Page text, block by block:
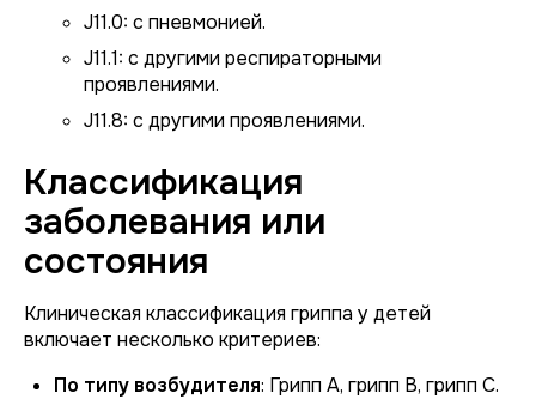
J11.0: с пневмонией.
J11.1: с другими респираторными
проявлениями.
J11.8: с другими проявлениями.
Классификация
заболевания или
состояния
Клиническая классификация гриппа у детей
включает несколько критериев:
По типу возбудителя: Грипп А, грипп В, грипп С.